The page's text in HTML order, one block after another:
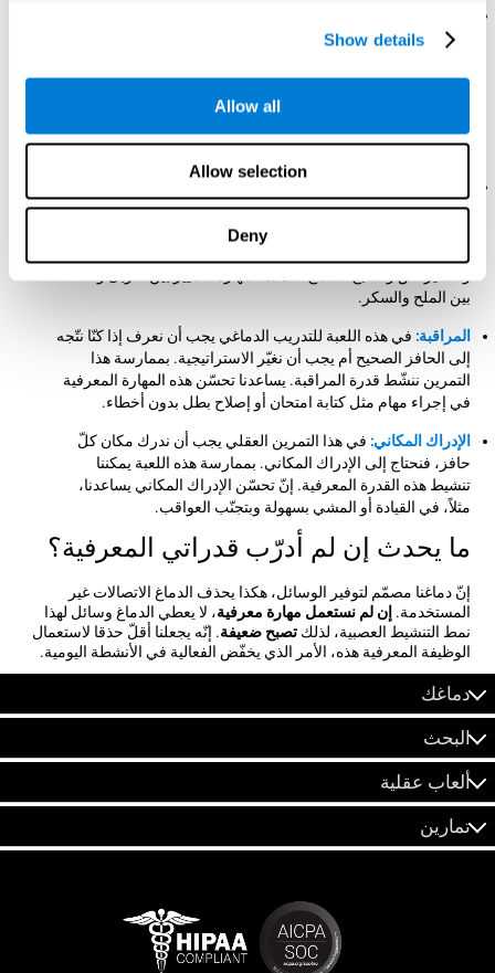
Show details
Allow all
Allow selection
Deny
الفأرة إلى كلّ حافز مطلوب بسرعة ودقّة. بممارسة هذه اللعبة
إنّ تحسّن هذه القدرة المعرفية مفيد لتحسّن حذقنا عند الأنشطة
اليدوية. مثلاً، عندما نكتب، أو نقود، ونمارس الرياضة وحتّى نفتح
لعبة. تسمح لنا هذه المهارة المعرفية إجراء مهمة منسقة بحسب
المعلومات البصرية.
لون كلّ حافز ومميزاته. بإجراء هذا التمرين باستمرار ننشّط ونقوّي
الإدراك البصري. يسمح تحسّن هذه المهارة المعرفية تخفيض
بين الملح والسكر.
المراقبة: في هذه اللعبة للتدريب الدماغي يجب أن نعرف إذا كنّا نتّجه
إلى الحافز الصحيح أم يجب أن نغيّر الاستراتيجية. بممارسة هذا
التمرين ننشّط قدرة المراقبة. يساعدنا تحسّن هذه المهارة المعرفية
في إجراء مهام مثل كتابة امتحان أو إصلاح بطل بدون أخطاء.
الإدراك المكاني: في هذا التمرين العقلي يجب أن ندرك مكان كلّ
حافز، فنحتاج إلى الإدراك المكاني. بممارسة هذه اللعبة يمكننا
تنشيط هذه القدرة المعرفية. إنّ تحسّن الإدراك المكاني يساعدنا،
مثلاً، في القيادة أو المشي بسهولة وبتجنّب العواقب.
ما يحدث إن لم أدرّب قدراتي المعرفية؟
إنّ دماغنا مصمّم لتوفير الوسائل، هكذا يحذف الدماغ الاتصالات غير
المستخدمة. إن لم نستعمل مهارة معرفية، لا يعطي الدماغ وسائل لهذا
نمط التنشيط العصبية، لذلكتصبح ضعيفة. إنّه يجعلنا أقلّ حذقا لاستعمال
الوظيفة المعرفية هذه، الأمر الذي يخفّض الفعالية في الأنشطة اليومية.
دماغك
البحث
ألعاب عقلية
تمارين